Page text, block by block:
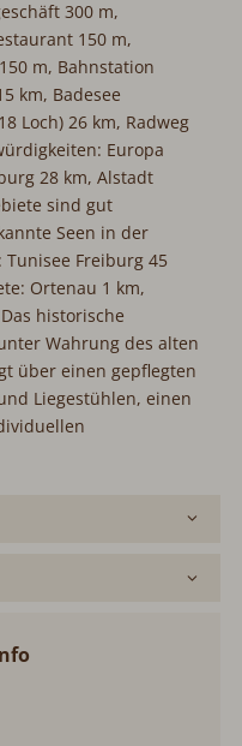
700 m, Bushaltestelle
km, Hallenbad 15 km,
(18 Loch) 26 km,
28 km, Alstadt
sind gut erreichbar:
der Umgebung sind gut
Titisee 78 km.
30 km. Rhein 4
wurde liebevoll unter
und verfügt über
Liegewiese und
und einen